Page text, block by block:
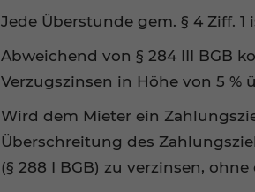
Jede Überstunde gem. § 4 Ziff.
Abweichend von § 284 III BGB
Verzugszinsen in Höhe von 5 %
Wird dem Mieter ein
Überschreitung des
(§ 288 I BGB) zu verzinsen,